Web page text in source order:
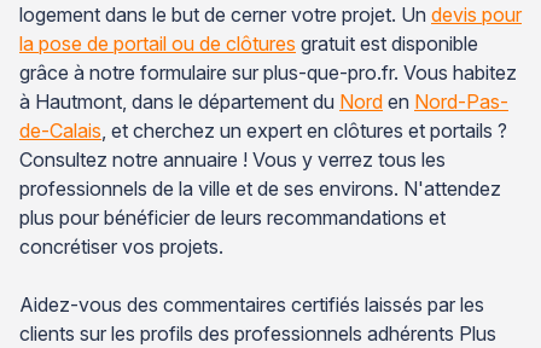
logement dans le but de cerner votre projet. Un devis pour
la pose de portail ou de clôtures gratuit est disponible
grâce à notre formulaire sur plus-que-pro.fr. Vous habitez
à Hautmont, dans le département du Nord en Nord-Pas-
de-Calais , et cherchez un expert en clôtures et portails ?
Consultez notre annuaire ! Vous y verrez tous les
professionnels de la ville et de ses environs. N'attendez
plus pour bénéficier de leurs recommandations et
concrétiser vos projets.
Aidez-vous des commentaires certifiés laissés par les
clients sur les profils des professionnels adhérents Plus